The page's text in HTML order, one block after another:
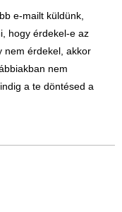
e-mailt küldünk,
hogy érdekel-e az
nem érdekel, akkor
nem
a te döntésed a